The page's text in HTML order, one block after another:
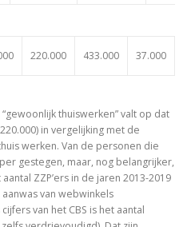
220.000 433.000 37.000
thuiswerken” valt op dat
in vergelijking met de
werken. Van de personen die
gestegen, maar, nog belangrijker,
ZZP’ers in de jaren 2013-2019
van webwinkels
van het CBS is het aantal